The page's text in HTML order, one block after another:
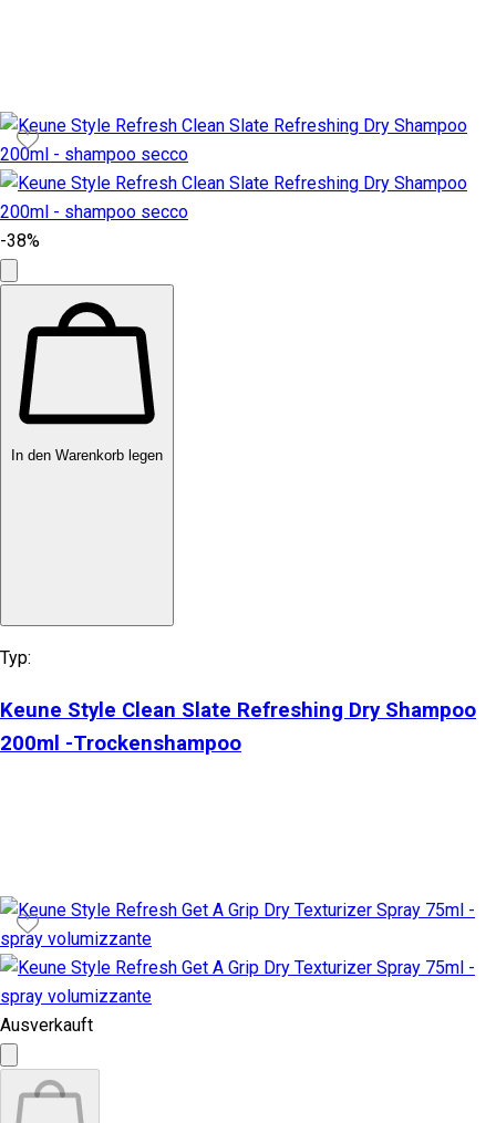
-38%
In den Warenkorb legen
Typ:
Keune Style Clean Slate Refreshing Dry Shampoo
200ml -Trockenshampoo
Ausverkauft